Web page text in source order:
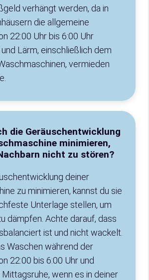
verhängt werden, da in
die allgemeine
22:00 Uhr bis 6:00 Uhr
Lärm, einschließlich dem
vermieden
die Geräuschentwicklung
minimieren,
nicht zu stören?
deiner
zu minimieren, kannst du sie
Unterlage stellen, um
dämpfen. Achte darauf, dass
ist und nicht wackelt.
Waschen während der
22:00 bis 6:00 Uhr und
wenn es in deiner